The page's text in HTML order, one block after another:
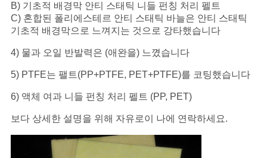
B) 기초적 배경막 안티 스태틱 니들 펀칭 처리 펠트
C) 혼합된 폴리에스테르 안티 스태틱 바늘은 안티 스태틱
기초적 배경막으로 느껴지는 것으로 강타했습니다
4) 물과 오일 반발력은 (애완을) 느꼈습니다
5) PTFE는 팰트(PP+PTFE, PET+PTFE)를 코팅했습니다
6) 액체 여과 니들 펀칭 처리 펠트 (PP, PET)
보다 상세한 설명을 위해 자유로이 나에 연락하세요.